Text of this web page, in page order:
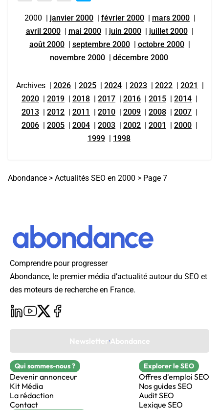
2000 | janvier 2000 | février 2000 | mars 2000 |
avril 2000 | mai 2000 | juin 2000 | juillet 2000 |
août 2000 | septembre 2000 | octobre 2000 |
novembre 2000 | décembre 2000
Archives | 2026 | 2025 | 2024 | 2023 | 2022 | 2021
|
2020 | 2019 | 2018 | 2017 | 2016 | 2015 | 2014 |
2013 | 2012 | 2011 | 2010 | 2009 | 2008 | 2007 |
2006 | 2005 | 2004 | 2003 | 2002 | 2001 | 2000 |
1999 | 1998
Abondance > Actualités SEO en 2000 > Page 7
Comprendre pour progresser
Abondance, le premier média d’actualité autour du SEO et
des moteurs de recherche en France.
Newsletter Abondance
Qui sommes-nous ?
Devenir annonceur
Kit Média
La rédaction
Contact
Explorer le SEO
Offres d'emploi SEO
Nos guides SEO
Audit SEO
Lexique SEO